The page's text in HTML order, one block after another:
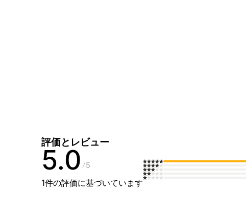
評価とレビュー
5.0 5
1件の評価に基づいています